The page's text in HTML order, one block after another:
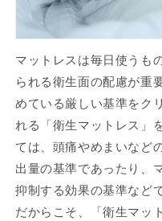
マットレスは毎日使うも
られる衛生面の配慮が重
めている厳しい基準をク
れる「衛生マットレス」
ては、頭痛やめまいなど
出量の基準であったり、
抑制する効果の基準など
だからこそ、「衛生マッ